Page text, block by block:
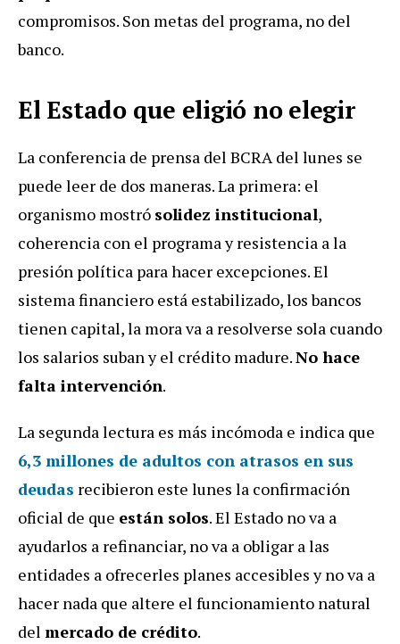
compromisos. Son metas del programa, no del
banco.
El Estado que eligió no elegir
La conferencia de prensa del BCRA del lunes se
puede leer de dos maneras. La primera: el
organismo mostró solidez institucional,
coherencia con el programa y resistencia a la
presión política para hacer excepciones. El
sistema financiero está estabilizado, los bancos
tienen capital, la mora va a resolverse sola cuando
los salarios suban y el crédito madure.No hace
falta intervención.
La segunda lectura es más incómoda e indica que
6,3 millones de adultos con atrasos en sus
deudas recibieron este lunes la confirmación
oficial de que están solos. El Estado no va a
ayudarlos a refinanciar, no va a obligar a las
entidades a ofrecerles planes accesibles y no va a
hacer nada que altere el funcionamiento natural
del mercado de crédito.